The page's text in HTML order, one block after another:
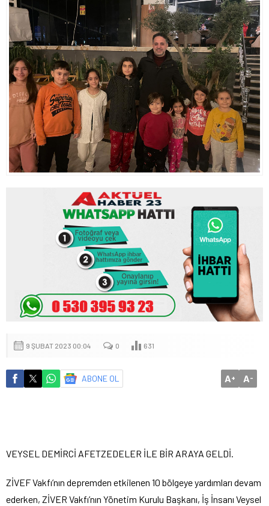
9 ŞUBAT 2023 00:04 0 631
ABONE OL A+ A-
VEYSEL DEMİRCİ AFETZEDELER İLE BİR ARAYA GELDİ.
ZİVEF Vakfı’nın depremden etkilenen 10 bölgeye yardımları devam
ederken, ZİVER Vakfı’nın Yönetim Kurulu Başkanı, İş İnsanı Veysel